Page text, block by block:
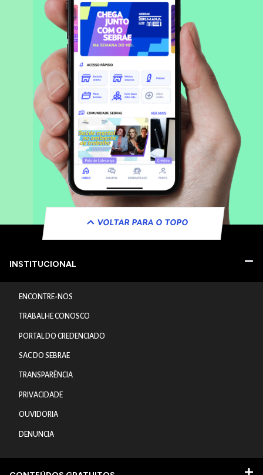
VOLTAR PARA O TOPO
INSTITUCIONAL
ENCONTRE-NOS
TRABALHE CONOSCO
PORTAL DO CREDENCIADO
SAC DO SEBRAE
TRANSPARÊNCIA
PRIVACIDADE
OUVIDORIA
DENUNCIA